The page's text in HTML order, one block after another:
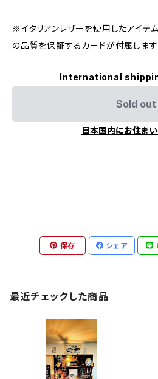
※イタリアンレザーを使用したアイテ
の品質を保証するカードが付属します
International
Sold out
日本国内にお住ま
保存 シェア
最近チェックした商品